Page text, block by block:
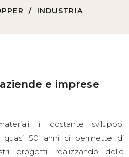
INDUSTRIA
e imprese
il costante sviluppo,
quasi 50 anni ci permette di
progetti realizzando delle